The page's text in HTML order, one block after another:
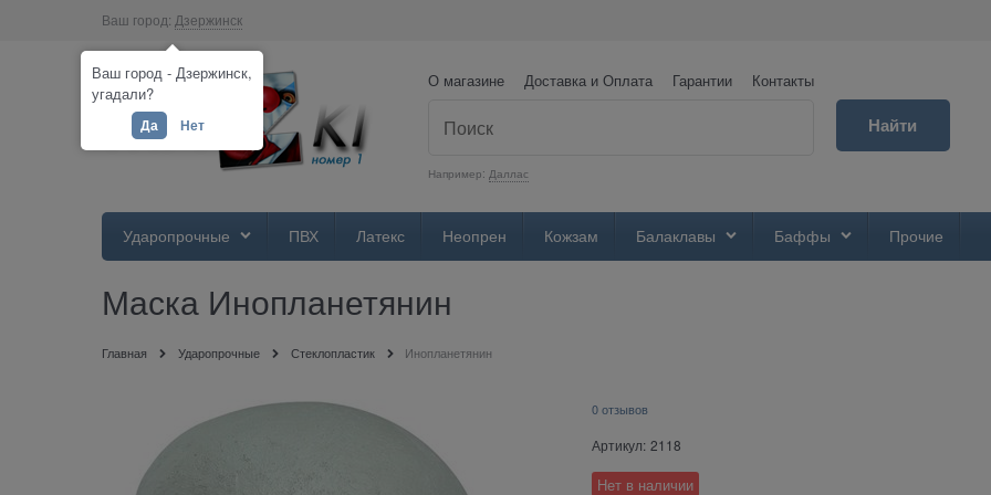
Ваш город: Дзержинск
О магазине Доставка и Оплата Гарантии Контакты
Например: Даллас
Найти
Ударопрочные ПВХ Латекс Неопрен Кожзам Балаклавы Баффы Прочие
Маска Инопланетянин
Главная Ударопрочные Стеклопластик Инопланетянин
0 отзывов
Артикул: 2118
Нет в наличии
Ваш город - Дзержинск,
угадали?
Да Нет